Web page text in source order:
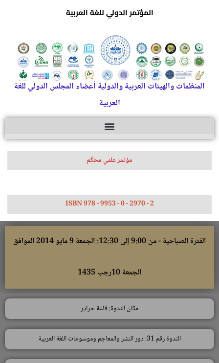
المؤتمر الدولي للغة العربية
المنظمات والهيئات العربية والدولية أعضاء المجلس الدولي للغة
العربية
مؤتمر علمي محكّم
ISBN 978 - 9953 - 0 - 2970 - 2
الفترة الصباحية - من 9:00 إلى 12:30: الجمعة 9 مايو 2014 الموافق
الجمعة 10رجب 1435
مكان الندوة: قاعة حراير
الندوة رقم 31: دور النشر والمعاجم وموسوعات اللغة العربية